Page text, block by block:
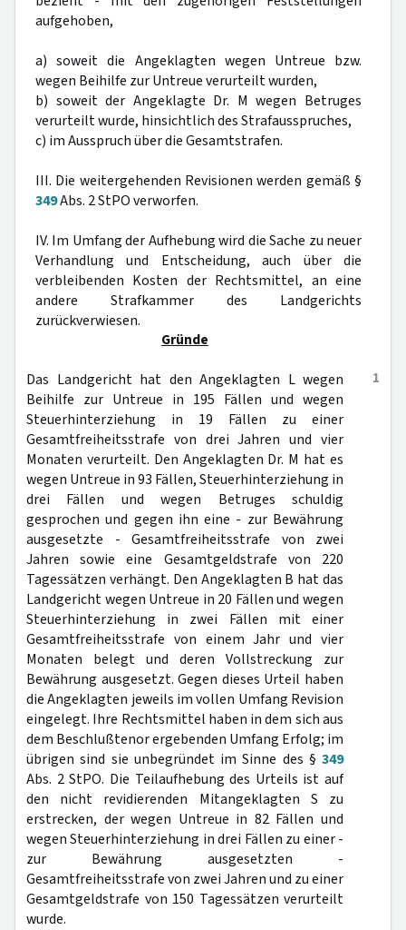
aufgehoben,
a) soweit die Angeklagten wegen Untreue bzw.
wegen Beihilfe zur Untreue verurteilt wurden,
b) soweit der Angeklagte Dr. M wegen Betruges
verurteilt wurde, hinsichtlich des Strafausspruches,
c) im Ausspruch über die Gesamtstrafen.
III. Die weitergehenden Revisionen werden gemäß §
349Abs. 2 StPO verworfen.
IV. Im Umfang der Aufhebung wird die Sache zu neuer
Verhandlung und Entscheidung, auch über die
verbleibenden Kosten der Rechtsmittel, an eine
andere Strafkammer des Landgerichts
zurückverwiesen.
Gründe
1
Das Landgericht hat den Angeklagten L wegen
Beihilfe zur Untreue in 195 Fällen und wegen
Steuerhinterziehung in 19 Fällen zu einer
Gesamtfreiheitsstrafe von drei Jahren und vier
Monaten verurteilt. Den Angeklagten Dr. M hat es
wegen Untreue in 93 Fällen, Steuerhinterziehung in
drei Fällen und wegen Betruges schuldig
gesprochen und gegen ihn eine - zur Bewährung
ausgesetzte - Gesamtfreiheitsstrafe von zwei
Jahren sowie eine Gesamtgeldstrafe von 220
Tagessätzen verhängt. Den Angeklagten B hat das
Landgericht wegen Untreue in 20 Fällen und wegen
Steuerhinterziehung in zwei Fällen mit einer
Gesamtfreiheitsstrafe von einem Jahr und vier
Monaten belegt und deren Vollstreckung zur
Bewährung ausgesetzt. Gegen dieses Urteil haben
die Angeklagten jeweils im vollen Umfang Revision
eingelegt. Ihre Rechtsmittel haben in dem sich aus
dem Beschlußtenor ergebenden Umfang Erfolg; im
übrigen sind sie unbegründet im Sinne des § 349
Abs. 2 StPO. Die Teilaufhebung des Urteils ist auf
den nicht revidierenden Mitangeklagten S zu
erstrecken, der wegen Untreue in 82 Fällen und
wegen Steuerhinterziehung in drei Fällen zu einer -
zur Bewährung ausgesetzten -
Gesamtfreiheitsstrafe von zwei Jahren und zu einer
Gesamtgeldstrafe von 150 Tagessätzen verurteilt
wurde.